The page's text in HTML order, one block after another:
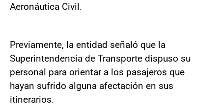
Aeronáutica Civil.
Previamente, la entidad señaló que la
Superintendencia de Transporte dispuso su
personal para orientar a los pasajeros que
hayan sufrido alguna afectación en sus
itinerarios.